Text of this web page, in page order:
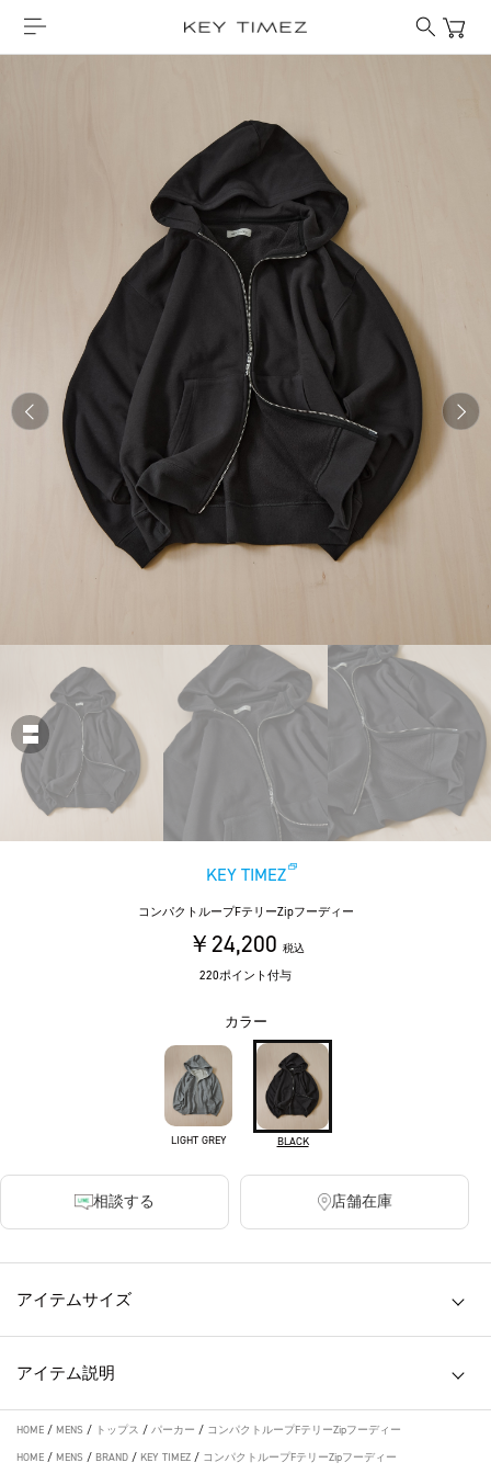
KEY TIMEZ
コンパクトループFテリーZipフーディー
￥24,200 税込
220ポイント付与
カラー
LIGHT GREY BLACK
相談する 店舗在庫
アイテムサイズ
アイテム説明
HOME / MENS / トップス / パーカー / コンパクトループFテリーZipフーディー
HOME / MENS / BRAND / KEY TIMEZ / コンパクトループFテリーZipフーディー